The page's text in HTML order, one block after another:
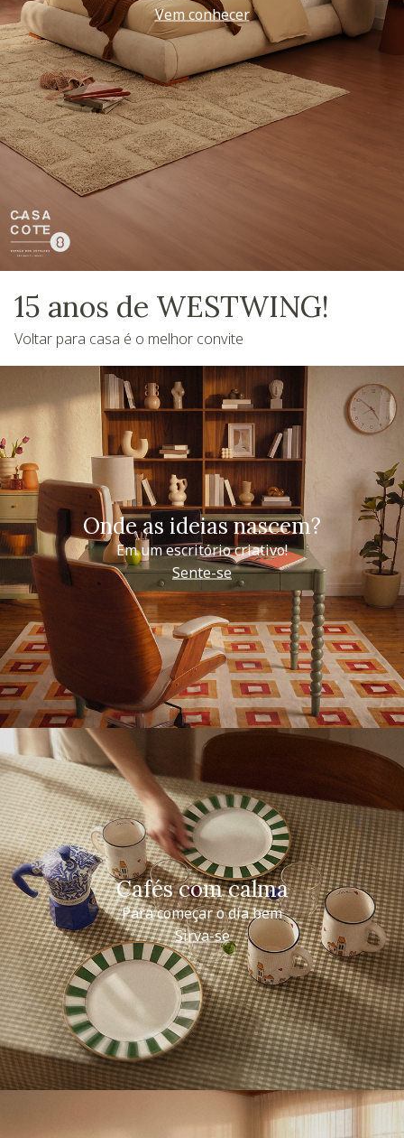
Vem conhecer
15 anos de WESTWING!
Voltar para casa é o melhor convite
Onde as ideias nascem?
Em um escritório criativo!
Sente-se
Cafés com calma
Para começar o dia bem
Sirva-se